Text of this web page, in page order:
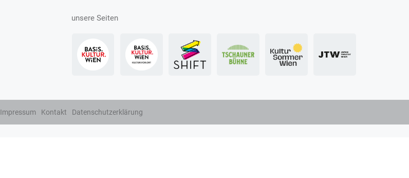
unsere Seiten
Impressum Kontakt Datenschutzerklärung